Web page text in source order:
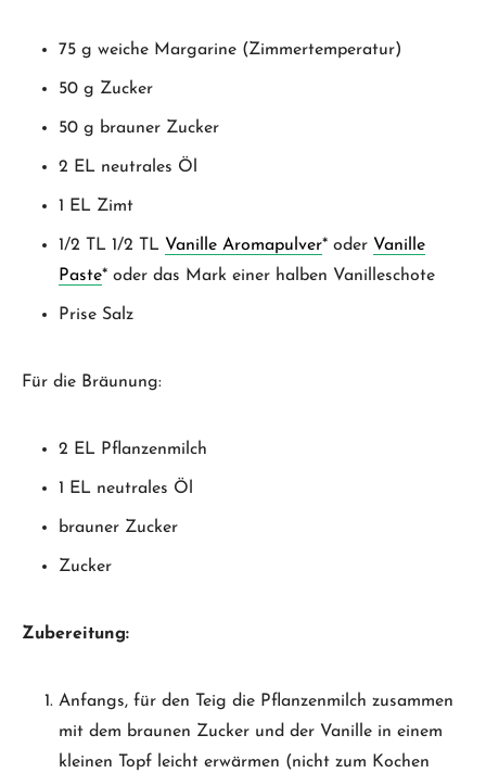
75 g weiche Margarine (Zimmertemperatur)
50 g Zucker
50 g brauner Zucker
2 EL neutrales Öl
1 EL Zimt
1/2 TL 1/2 TL Vanille Aromapulver* oder Vanille
Paste* oder das Mark einer halben Vanilleschote
Prise Salz
Für die Bräunung:
2 EL Pflanzenmilch
1 EL neutrales Öl
brauner Zucker
Zucker
Zubereitung:
Anfangs, für den Teig die Pflanzenmilch zusammen
mit dem braunen Zucker und der Vanille in einem
kleinen Topf leicht erwärmen (nicht zum Kochen